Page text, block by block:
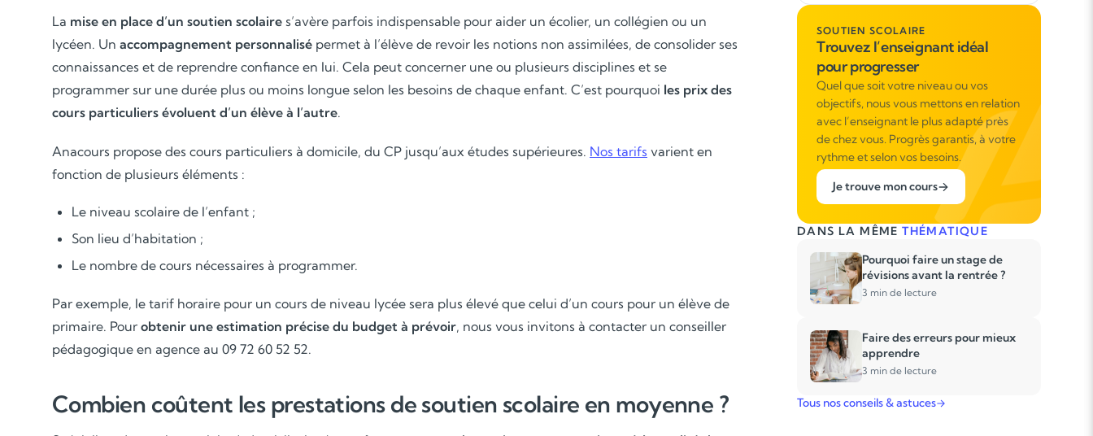
La mise en place d’un soutien scolaire s’avère parfois indispensable pour aider un écolier, un collégien ou un
lycéen. Un accompagnement personnalisé permet à l’élève de revoir les notions non assimilées, de consolider ses
connaissances et de reprendre confiance en lui. Cela peut concerner une ou plusieurs disciplines et se
programmer sur une durée plus ou moins longue selon les besoins de chaque enfant. C’est pourquoi les prix des
cours particuliers évoluent d’un élève à l’autre.
Anacours propose des cours particuliers à domicile, du CP jusqu’aux études supérieures. Nos tarifs varient en
fonction de plusieurs éléments :
Le niveau scolaire de l’enfant ;
Son lieu d’habitation ;
Le nombre de cours nécessaires à programmer.
Par exemple, le tarif horaire pour un cours de niveau lycée sera plus élevé que celui d’un cours pour un élève de
primaire. Pour obtenir une estimation précise du budget à prévoir, nous vous invitons à contacter un conseiller
pédagogique en agence au 09 72 60 52 52.
Combien coûtent les prestations de soutien scolaire en moyenne ?
SOUTIEN SCOLAIRE
Trouvez l’enseignant idéal
pour progresser
Quel que soit votre niveau ou vos
objectifs, nous vous mettons en relation
avec l’enseignant le plus adapté près
de chez vous. Progrès garantis, à votre
rythme et selon vos besoins.
Je trouve mon cours
DANS LA MÊMETHÉMATIQUE
Pourquoi faire un stage de
révisions avant la rentrée ?
3 min de lecture
Faire des erreurs pour mieux
apprendre
3 min de lecture
Tous nos conseils & astuces
Soutien scolaire
Les deux